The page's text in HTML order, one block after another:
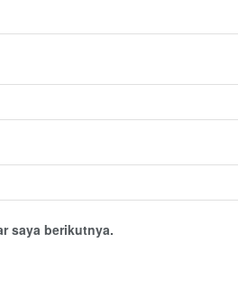
saya berikutnya.